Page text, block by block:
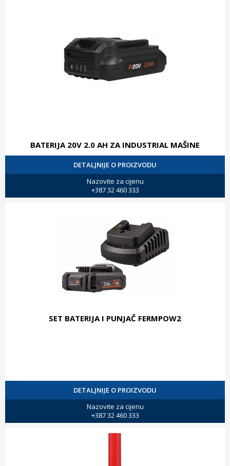
BATERIJA 20V 2.0 AH ZA INDUSTRIAL MAŠINE
DETALJNIJE O PROIZVODU
Nazovite za cijenu
+387 32 460 333
SET BATERIJA I PUNJAČ FERMPOW2
DETALJNIJE O PROIZVODU
Nazovite za cijenu
+387 32 460 333